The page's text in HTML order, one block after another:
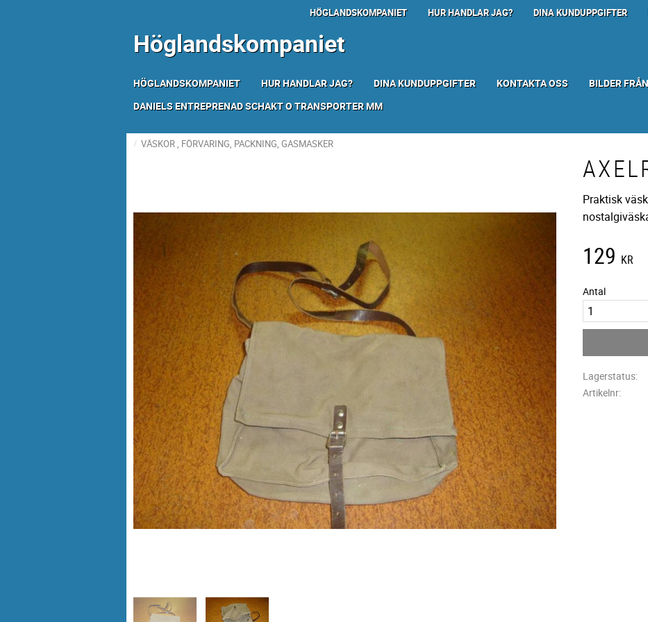
HÖGLANDSKOMPANIET HUR HANDLAR JAG? DINA KUNDUPPGIFTER
Höglandskompaniet
HÖGLANDSKOMPANIET HUR HANDLAR JAG? DINA KUNDUPPGIFTER KONTAKTA OSS
BILDER
DANIELS ENTREPRENAD SCHAKT O TRANSPORTER MM
VÄSKOR , FÖRVARING, PACKNING, GASMASKER
Praktisk
129 KR
Antal
Lagerstatus
Artikelnr